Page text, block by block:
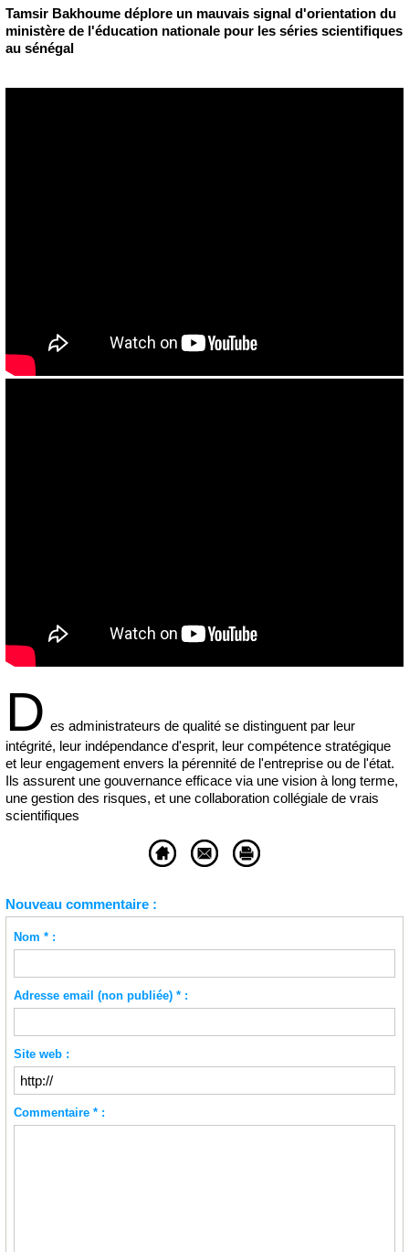
Tamsir Bakhoume déplore un mauvais signal d'orientation du
ministère de l'éducation nationale pour les séries scientifiques
au sénégal
D es administrateurs de qualité se distinguent par leur
intégrité, leur indépendance d'esprit, leur compétence stratégique
et leur engagement envers la pérennité de l'entreprise ou de l'état.
Ils assurent une gouvernance efficace via une vision à long terme,
une gestion des risques, et une collaboration collégiale de vrais
scientifiques
Nouveau commentaire :
Nom * :
Adresse email (non publiée) * :
Site web :
Commentaire * :